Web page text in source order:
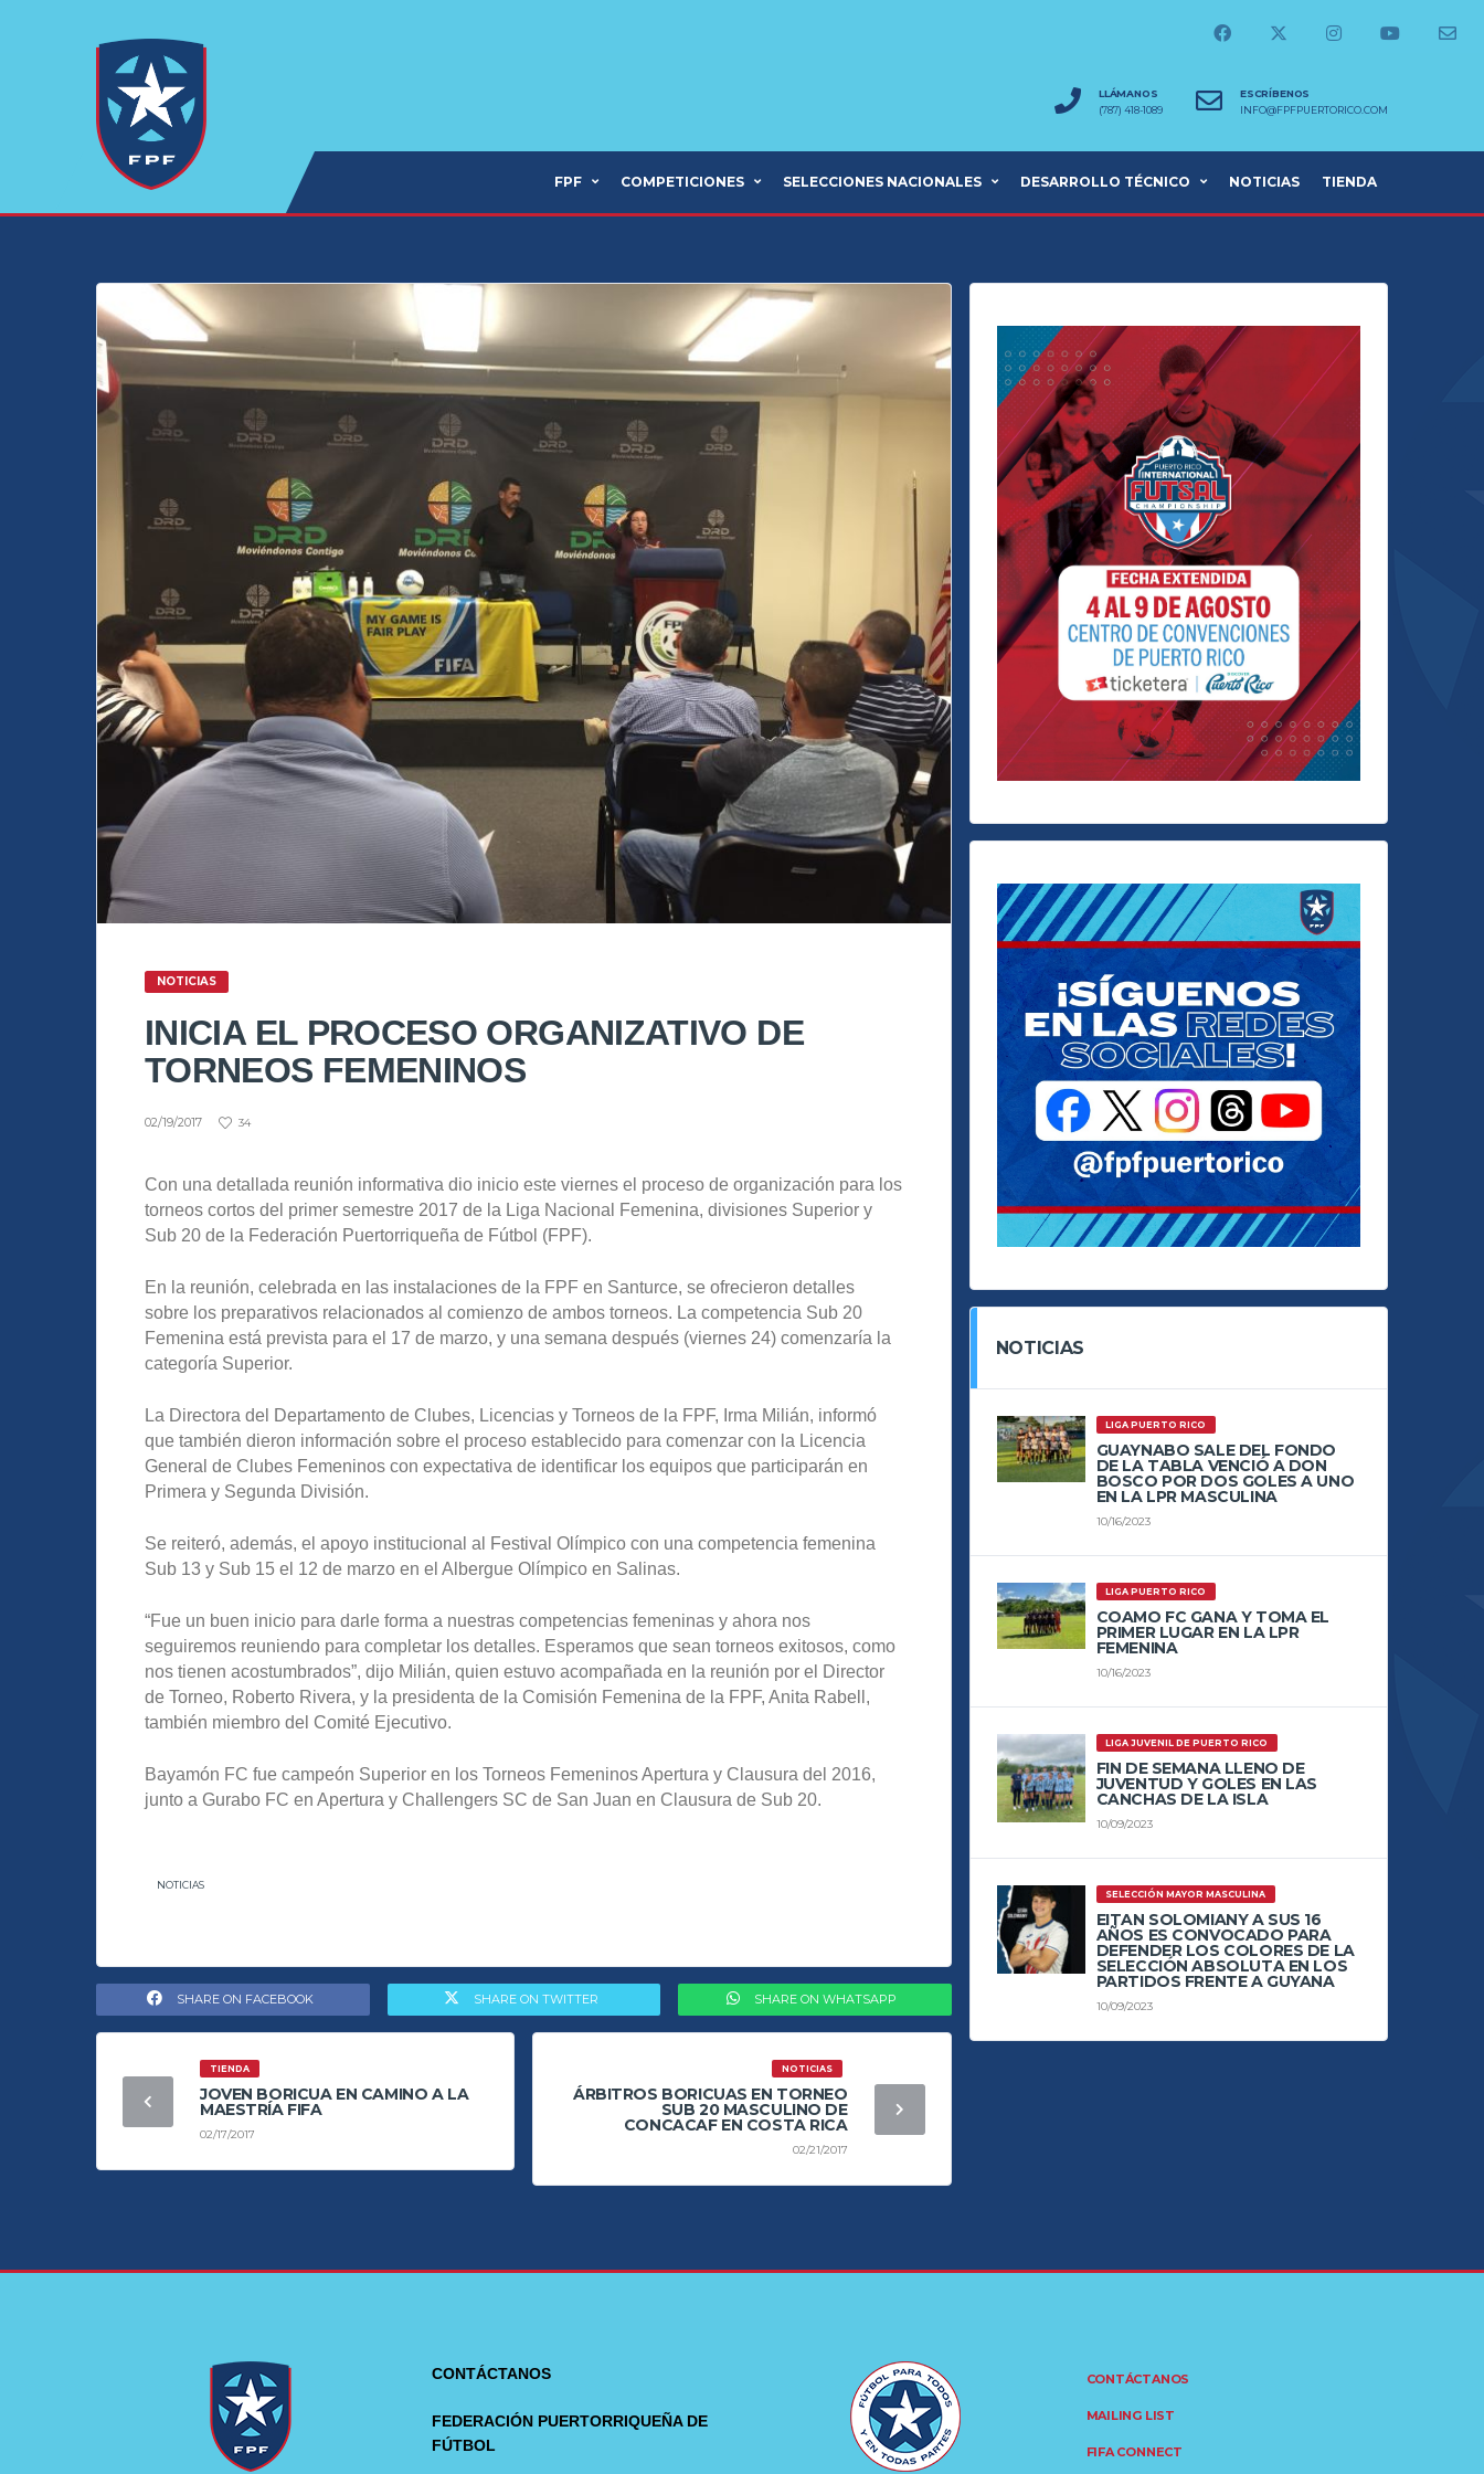
LLÁMANOS
(787) 418-1089
ESCRÍBENOS
INFO@FPFPUERTORICO.COM
FPF COMPETICIONES SELECCIONES NACIONALES DESARROLLO TÉCNICO NOTICIAS TIENDA
NOTICIAS
INICIA EL PROCESO ORGANIZATIVO DE
TORNEOS FEMENINOS
02/19/2017 34
Con una detallada reunión informativa dio inicio este viernes el proceso de organización para los
torneos cortos del primer semestre 2017 de la Liga Nacional Femenina, divisiones Superior y
Sub 20 de la Federación Puertorriqueña de Fútbol (FPF).
En la reunión, celebrada en las instalaciones de la FPF en Santurce, se ofrecieron detalles
sobre los preparativos relacionados al comienzo de ambos torneos. La competencia Sub 20
Femenina está prevista para el 17 de marzo, y una semana después (viernes 24) comenzaría la
categoría Superior.
La Directora del Departamento de Clubes, Licencias y Torneos de la FPF, Irma Milián, informó
que también dieron información sobre el proceso establecido para comenzar con la Licencia
General de Clubes Femeninos con expectativa de identificar los equipos que participarán en
Primera y Segunda División.
Se reiteró, además, el apoyo institucional al Festival Olímpico con una competencia femenina
Sub 13 y Sub 15 el 12 de marzo en el Albergue Olímpico en Salinas.
“Fue un buen inicio para darle forma a nuestras competencias femeninas y ahora nos
seguiremos reuniendo para completar los detalles. Esperamos que sean torneos exitosos, como
nos tienen acostumbrados”, dijo Milián, quien estuvo acompañada en la reunión por el Director
de Torneo, Roberto Rivera, y la presidenta de la Comisión Femenina de la FPF, Anita Rabell,
también miembro del Comité Ejecutivo.
Bayamón FC fue campeón Superior en los Torneos Femeninos Apertura y Clausura del 2016,
junto a Gurabo FC en Apertura y Challengers SC de San Juan en Clausura de Sub 20.
NOTICIAS
SHARE ON FACEBOOK SHARE ON TWITTER SHARE ON WHATSAPP
TIENDA
JOVEN BORICUA EN CAMINO A LA
MAESTRÍA FIFA
02/17/2017
NOTICIAS
ÁRBITROS BORICUAS EN TORNEO
SUB 20 MASCULINO DE
CONCACAF EN COSTA RICA
02/21/2017
NOTICIAS
LIGA PUERTO RICO
GUAYNABO SALE DEL FONDO
DE LA TABLA VENCIÓ A DON
BOSCO POR DOS GOLES A UNO
EN LA LPR MASCULINA
10/16/2023
LIGA PUERTO RICO
COAMO FC GANA Y TOMA EL
PRIMER LUGAR EN LA LPR
FEMENINA
10/16/2023
LIGA JUVENIL DE PUERTO RICO
FIN DE SEMANA LLENO DE
JUVENTUD Y GOLES EN LAS
CANCHAS DE LA ISLA
10/09/2023
SELECCIÓN MAYOR MASCULINA
EITAN SOLOMIANY A SUS 16
AÑOS ES CONVOCADO PARA
DEFENDER LOS COLORES DE LA
SELECCIÓN ABSOLUTA EN LOS
PARTIDOS FRENTE A GUYANA
10/09/2023
CONTÁCTANOS
FEDERACIÓN PUERTORRIQUEÑA DE
FÚTBOL
CONTÁCTANOS
MAILING LIST
FIFA CONNECT